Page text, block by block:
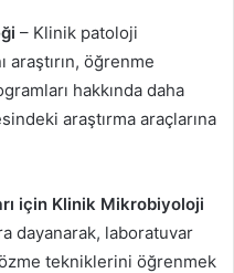
– Klinik patoloji
araştırın, öğrenme
hakkında daha
araştırma araçlarına
için Klinik Mikrobiyoloji
dayanarak, laboratuvar
tekniklerini öğrenmek